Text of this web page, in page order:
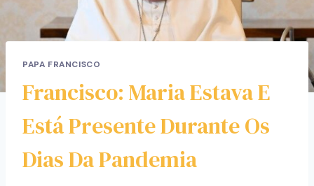
PAPA FRANCISCO
Francisco: Maria Estava E
Está Presente Durante Os
Dias Da Pandemia